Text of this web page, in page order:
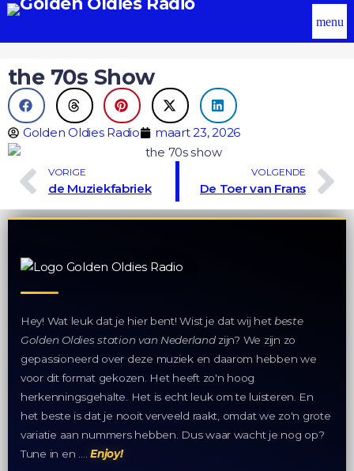
menu
the 70s Show
Golden Oldies Radio maart 23, 2026
VORIGE
de Muziekfabriek
VOLGENDE
De Toer van Frans
Hey! Wat leuk dat je hier bent! Wist je dat wij het beste
Golden Oldies station van Nederlandzijn? We zijn zo
gepassioneerd over deze muziek en daarom hebben we
voor dit format gekozen. Het heeft zo'n hoog
herkenningsgehalte. Het is echt leuk om te luisteren. En
het beste is dat je nooit verveeld raakt, omdat we zo'n grote
variatie aan nummers hebben. Dus waar wacht je nog op?
Tune in en ….Enjoy!